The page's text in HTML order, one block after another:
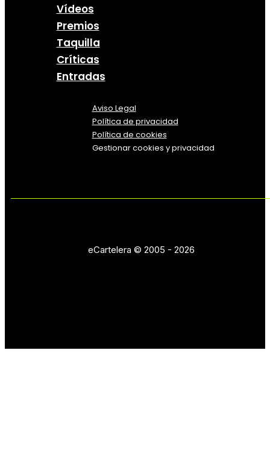
Vídeos
Premios
Taquilla
Críticas
Entradas
Aviso Legal
Política de privacidad
Política de cookies
Gestionar cookies y privacidad
eCartelera © 2005 - 2026